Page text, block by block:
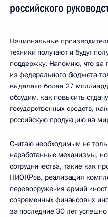
российского
Национальные
техники получают и будут
поддержку. Напомню, что за
из федерального бюджета
выделено более 27
обсудим, как повысить
государственных средств,
российскую продукцию на
Считаю необходимым не
наработанные механизмы,
сотрудничества, такие как
НИОКРов, реализация
перевооружения армий
современных финансовых
за последние 30 лет